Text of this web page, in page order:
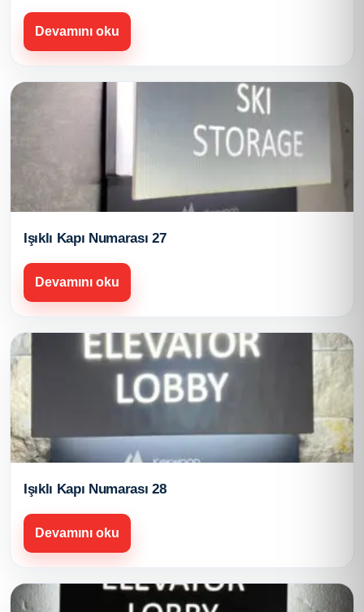
Devamını oku
Işıklı Kapı Numarası 27
Devamını oku
Işıklı Kapı Numarası 28
Devamını oku